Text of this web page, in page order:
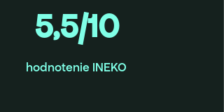
5,5/10
hodnotenie INEKO